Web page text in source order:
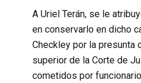
A Uriel Terán, se le
en conservarlo en dicho
Checkley por la presunta
superior de la Corte de
cometidos por